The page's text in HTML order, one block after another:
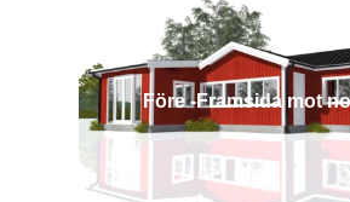
Före -Framsida mot